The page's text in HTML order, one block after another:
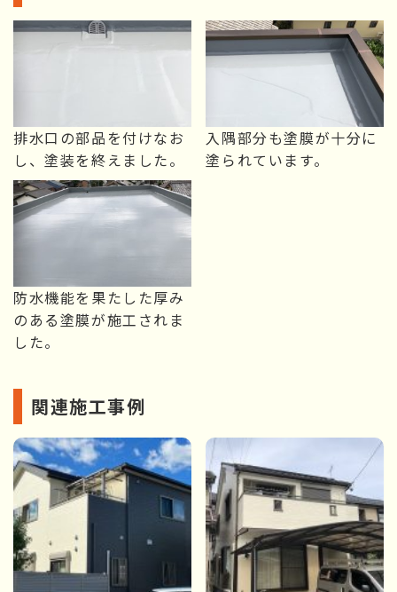
排水口の部品を付けなお
し、塗装を終えました。
入隅部分も塗膜が十分に
塗られています。
防水機能を果たした厚み
のある塗膜が施工されま
した。
関連施工事例